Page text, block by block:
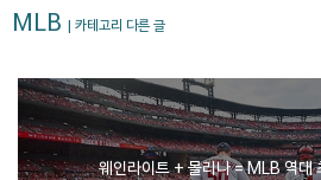
MLB | 카테고리 다른 글
웨인라이트 + 몰리나 = MLB 역대